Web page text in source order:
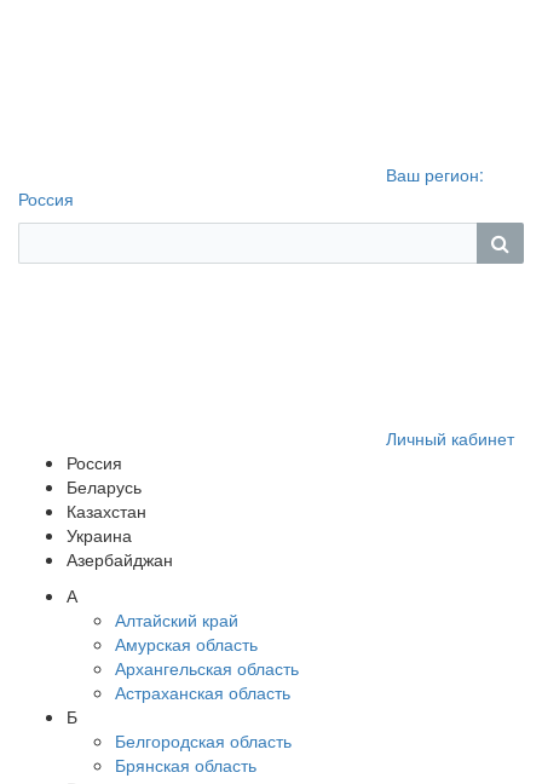
Ваш регион:
Россия
Личный кабинет
Россия
Беларусь
Казахстан
Украина
Азербайджан
А
Алтайский край
Амурская область
Архангельская область
Астраханская область
Б
Белгородская область
Брянская область